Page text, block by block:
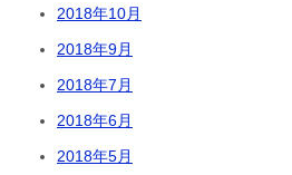
2018年10月
2018年9月
2018年7月
2018年6月
2018年5月